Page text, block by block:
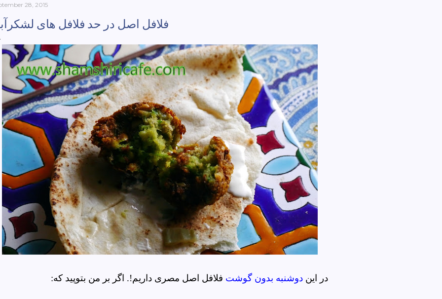
28, 2015
فلافل اصل در حد فلافل های
در این دوشنبه بدون گوشت فلافل اصل مصری داریم!. اگر بر من بتوپید که: